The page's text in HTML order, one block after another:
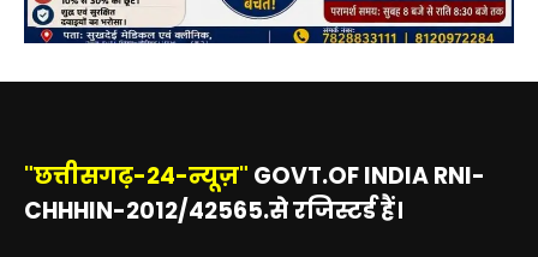
"छत्तीसगढ़-24-न्यूज़" GOVT.OF INDIA RNI-
CHHHIN-2012/42565.से रजिस्टर्ड हैं।